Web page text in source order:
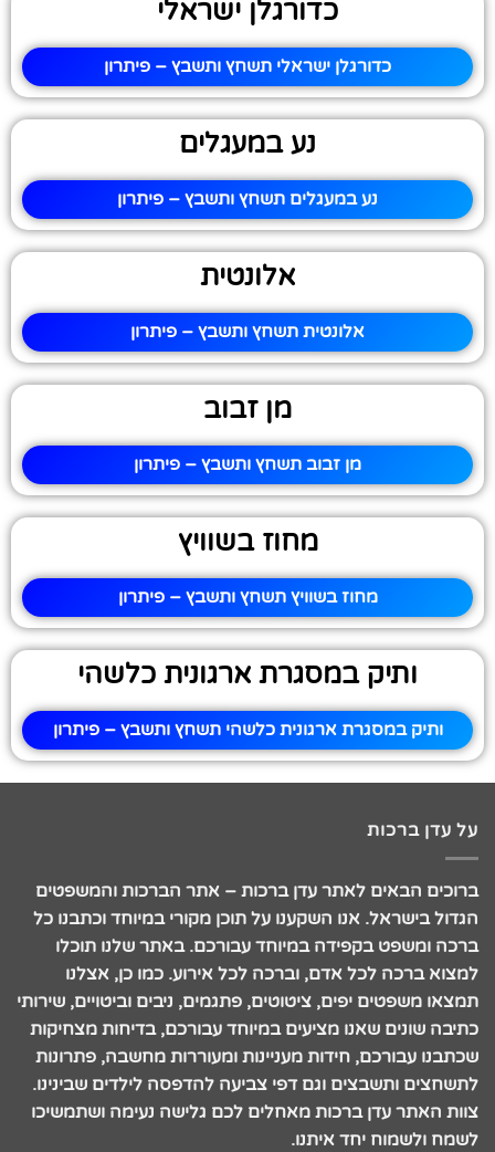
כדורגלן ישראלי
כדורגלן ישראלי תשחץ ותשבץ – פיתרון
נע במעגלים
נע במעגלים תשחץ ותשבץ – פיתרון
אלונטית
אלונטית תשחץ ותשבץ – פיתרון
מן זבוב
מן זבוב תשחץ ותשבץ – פיתרון
מחוז בשוויץ
מחוז בשוויץ תשחץ ותשבץ – פיתרון
ותיק במסגרת ארגונית כלשהי
ותיק במסגרת ארגונית כלשהי תשחץ ותשבץ – פיתרון
על עדן ברכות
ברוכים הבאים לאתר עדן ברכות – אתר הברכות והמשפטים
הגדול בישראל. אנו השקענו על תוכן מקורי במיוחד וכתבנו כל
ברכה ומשפט בקפידה במיוחד עבורכם. באתר שלנו תוכלו
למצוא ברכה לכל אדם, וברכה לכל אירוע. כמו כן, אצלנו
תמצאו משפטים יפים, ציטוטים, פתגמים, ניבים וביטויים, שירותי
כתיבה שונים שאנו מציעים במיוחד עבורכם, בדיחות מצחיקות
שכתבנו עבורכם, חידות מעניינות ומעוררות מחשבה, פתרונות
לתשחצים ותשבצים וגם דפי צביעה להדפסה לילדים שבינינו.
צוות האתר עדן ברכות מאחלים לכם גלישה נעימה ושתמשיכו
לשמח ולשמוח יחד איתנו.